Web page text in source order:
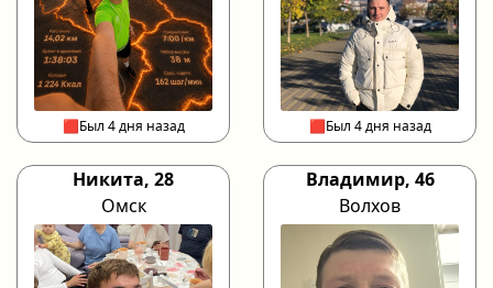
🟥Был 4 дня назад 🟥Был 4 дня назад
Никита, 28
Омск
Владимир, 46
Волхов